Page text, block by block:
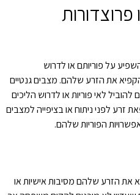
פרוצדורות
על פוריותם או לדרוש
את הזרע שלהם. מצבים גנטיים
להוביל לאי פוריות או לדרוש הליכים
זרע לפני ניתוח או בציפייה למצבים
הפוריות שלהם.
את הזרע שלהם מסיבות אישיות או